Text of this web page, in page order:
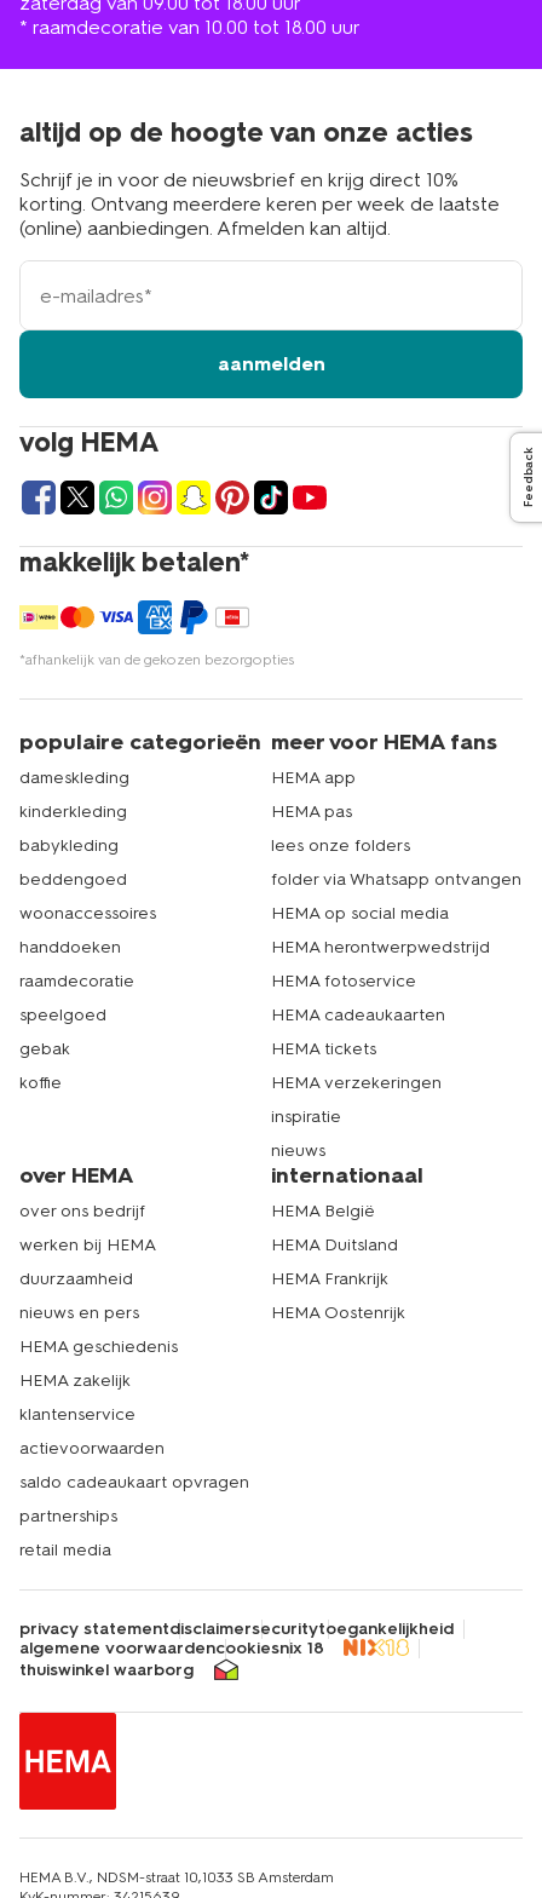
* raamdecoratie van 10.00 tot 18.00 uur
volg HEMA
makkelijk betalen*
*afhankelijk van de gekozen bezorgopties
altijd op de hoogte van onze acties
Schrijf je in voor de nieuwsbrief en krijg direct 10%
korting. Ontvang meerdere keren per week de laatste
(online) aanbiedingen. Afmelden kan altijd.
e-
mailadres
aanmelden
populaire categorieën
dameskleding
kinderkleding
babykleding
beddengoed
woonaccessoires
handdoeken
raamdecoratie
speelgoed
gebak
koffie
meer voor HEMA fans
HEMA app
HEMA pas
lees onze folders
folder via Whatsapp ontvangen
HEMA op social media
HEMA herontwerpwedstrijd
HEMA fotoservice
HEMA cadeaukaarten
HEMA tickets
HEMA verzekeringen
inspiratie
nieuws
over HEMA
over ons bedrijf
werken bij HEMA
duurzaamheid
nieuws en pers
HEMA geschiedenis
HEMA zakelijk
klantenservice
actievoorwaarden
saldo cadeaukaart opvragen
partnerships
retail media
internationaal
HEMA België
HEMA Duitsland
HEMA Frankrijk
HEMA Oostenrijk
privacy statementdisclaimersecuritytoegankelijkheid
algemene voorwaardencookiesnix 18
thuiswinkel waarborg
HEMA B.V., NDSM-straat 10,1033 SB Amsterdam
Feedback